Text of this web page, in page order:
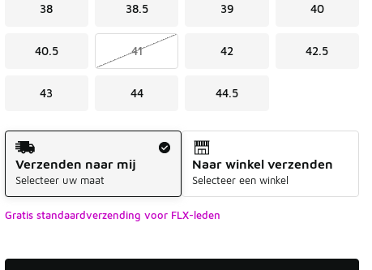
38 38.5 39 40
40.5 41 42 42.5
43 44 44.5
Verzendmethode
Verzenden naar mij
Selecteer uw maat
Naar winkel verzenden
Selecteer een winkel
Gratis standaardverzending voor FLX-leden